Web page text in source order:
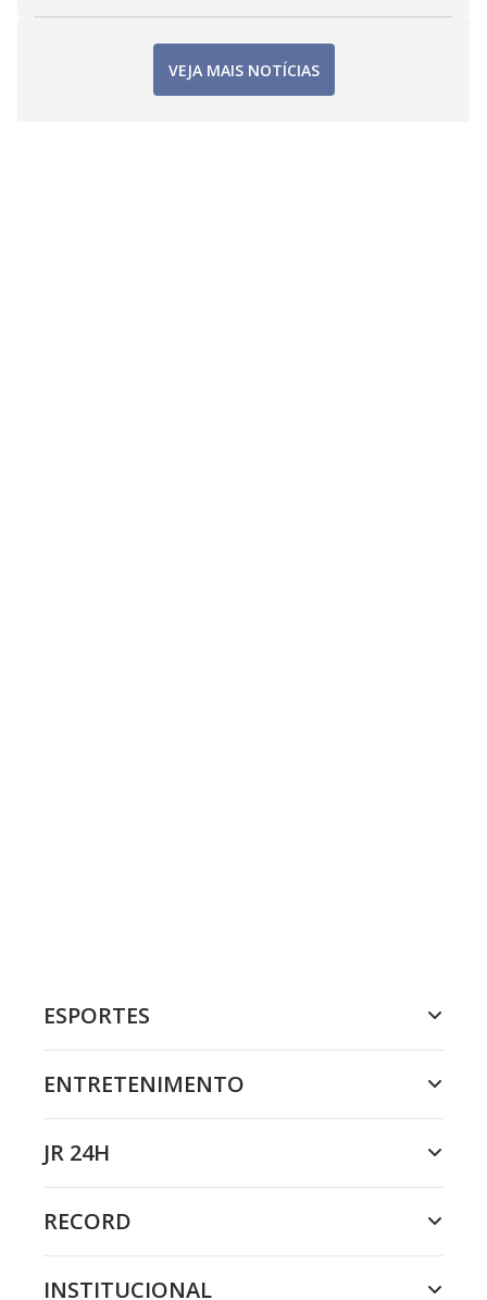
VEJA MAIS NOTÍCIAS
ESPORTES
ENTRETENIMENTO
JR 24H
RECORD
INSTITUCIONAL